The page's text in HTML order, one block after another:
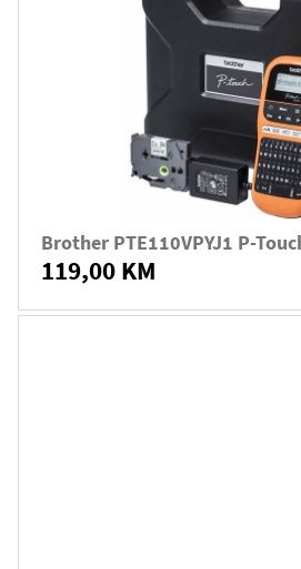
Brother PTE110VPYJ1 P-
119,00 KM